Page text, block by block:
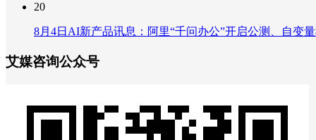
20
8月4日AI新产品讯息：阿里“千问办公”开启公测、自变
艾媒咨询公众号